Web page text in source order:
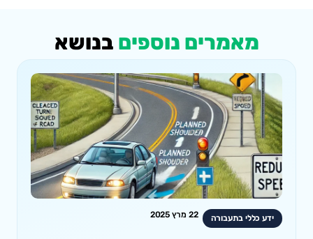
מאמרים נוספים בנושא
ידע כללי בתעבורה 22 מרץ 2025